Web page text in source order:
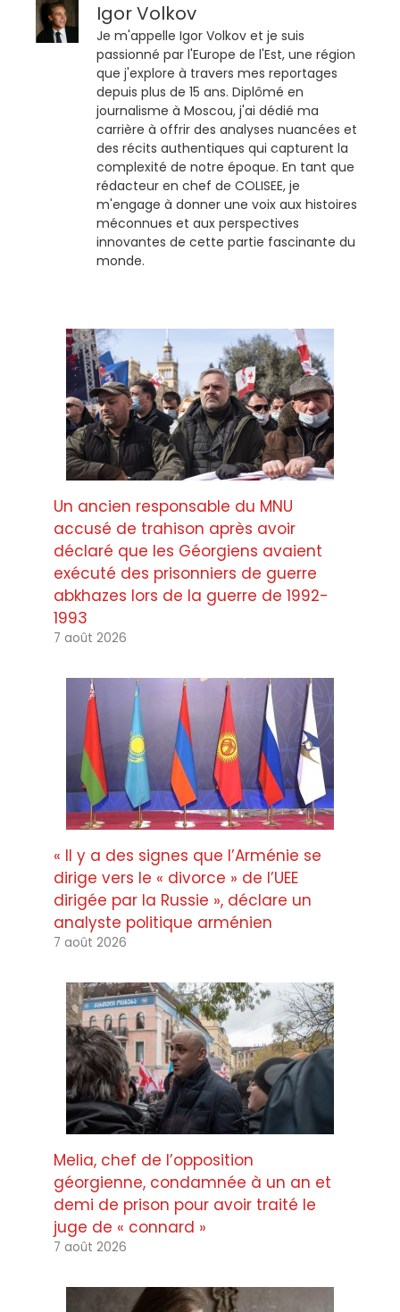
Igor Volkov
Je m'appelle Igor Volkov et je suis
passionné par l'Europe de l'Est, une région
que j'explore à travers mes reportages
depuis plus de 15 ans. Diplômé en
journalisme à Moscou, j'ai dédié ma
carrière à offrir des analyses nuancées et
des récits authentiques qui capturent la
complexité de notre époque. En tant que
rédacteur en chef de COLISEE, je
m'engage à donner une voix aux histoires
méconnues et aux perspectives
innovantes de cette partie fascinante du
monde.
Un ancien responsable du MNU
accusé de trahison après avoir
déclaré que les Géorgiens avaient
exécuté des prisonniers de guerre
abkhazes lors de la guerre de 1992-
1993
7 août 2026
« Il y a des signes que l’Arménie se
dirige vers le « divorce » de l’UEE
dirigée par la Russie », déclare un
analyste politique arménien
7 août 2026
Melia, chef de l’opposition
géorgienne, condamnée à un an et
demi de prison pour avoir traité le
juge de « connard »
7 août 2026